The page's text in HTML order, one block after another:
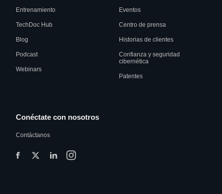
Entrenamiento
TechDoc Hub
Blog
Podcast
Webinars
Eventos
Centro de prensa
Historias de clientes
Confianza y seguridad
cibernética
Patentes
Conéctate con nosotros
Contáctanos